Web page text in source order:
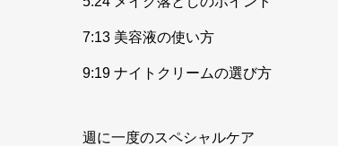
7:13 美容液の使い方
9:19 ナイトクリームの選び方
週に一度のスペシャルケア